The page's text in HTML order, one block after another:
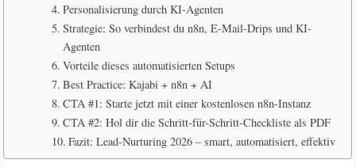
Personalisierung durch KI-Agenten
Strategie: So verbindest du n8n, E-Mail-Drips und KI-
Agenten
Vorteile dieses automatisierten Setups
Best Practice: Kajabi + n8n + AI
CTA #1: Starte jetzt mit einer kostenlosen n8n-Instanz
CTA #2: Hol dir die Schritt-für-Schritt-Checkliste als PDF
Fazit: Lead-Nurturing 2026 – smart, automatisiert, effektiv